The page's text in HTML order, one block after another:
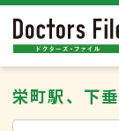
栄町駅、下